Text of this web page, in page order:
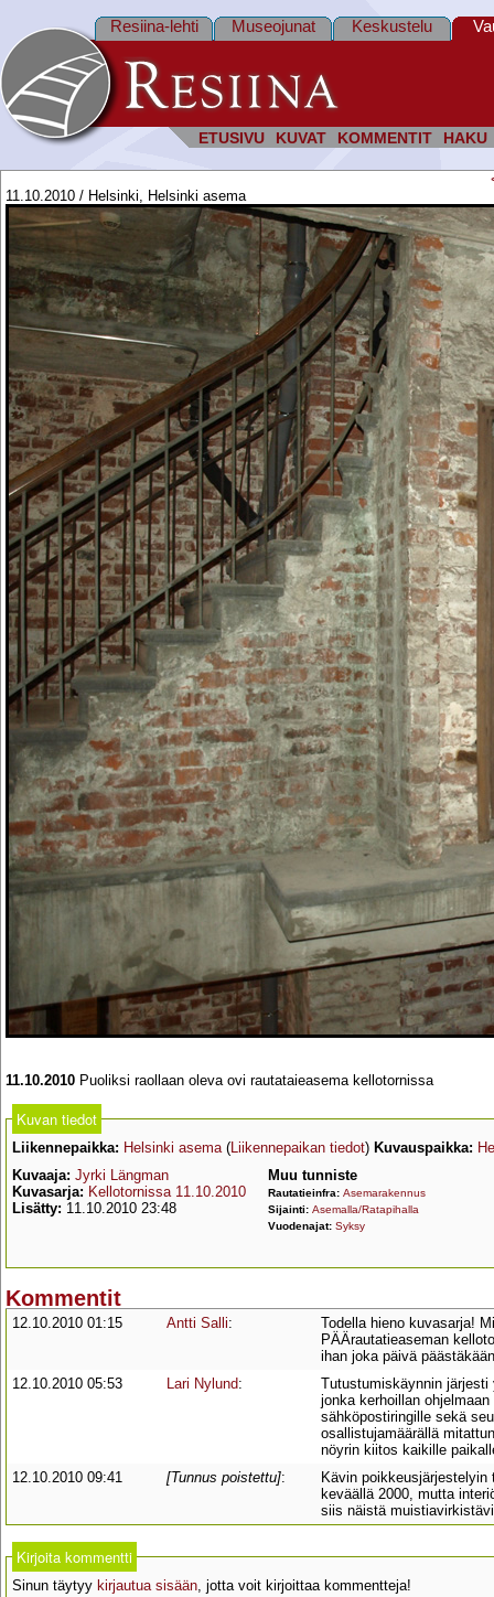
ETUSIVU KUVAT KOMMENTIT HAKU
Resiina-lehti Museojunat Keskustelu
11.10.2010 / Helsinki, Helsinki asema
11.10.2010 Puoliksi raollaan oleva ovi rautataieasema kellotornissa
Kuvan tiedot
Liikennepaikka: Helsinki asema(Liikennepaikan tiedot) Kuvauspaikka:
Kuvaaja: Jyrki Längman
Kuvasarja: Kellotornissa 11.10.2010
Lisätty: 11.10.2010 23:48
Muu tunniste
Rautatieinfra: Asemarakennus
Sijainti: Asemalla/Ratapihalla
Vuodenajat: Syksy
Kommentit
12.10.2010 01:15 Antti Salli:
Todella hieno kuvasarja!
PÄÄrautatieaseman
ihan joka päivä
12.10.2010 05:53
Lari Nylund:
Tutustumiskäynnin
jonka kerhoillan
sähköpostiringille sekä
osallistujamäärällä
nöyrin kiitos kaikille
12.10.2010 09:41
[Tunnus poistettu]:
Kävin
keväällä 2000, mutta
siis näistä
Kirjoita kommentti
Sinun täytyy kirjautua sisään, jotta voit kirjoittaa kommentteja!